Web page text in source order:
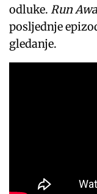
odluke. Run
posljednje
gledanje.